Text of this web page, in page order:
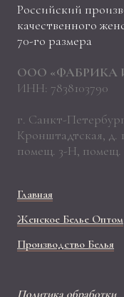
Российский
качественного
70-го размера
ООО «ФАБРИКА
ИНН: 7838103790
г. Санкт-
Кронштадтская, д.
помещ. 3-Н, помещ.
Главная
Женское Белье Оптом
Производство Белья
Политика обработки